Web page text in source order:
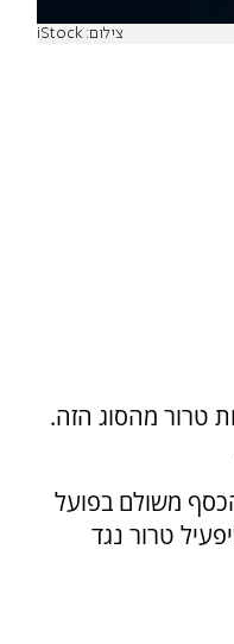
צילום: iStock
טרור מהסוג הזה.
משולם בפועל
טרור נגד